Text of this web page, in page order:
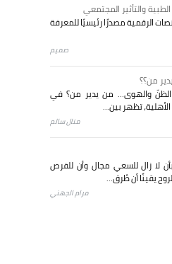
والتأثير المجتمعي
الرقمية مصدرًا رئيسيًا للمعرفة
صميم
من؟؟
الظنّ والهوى… من يدير من؟ في
تظهر بين...
منال سالم
لا زال للسعي مجال وأن للفرص
يقينًا أن طُرق...
مرام الجهني